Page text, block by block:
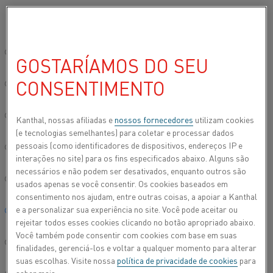
Site global/Inglês
简体中文/Chinese
Deutsch/German
Italiano/Italian
日本語/Japanese
Português/Portuguese
Español/Spanish
KANTHAL® APM
Folha de dados atualizada2024-09-06 07:56(substitui todas
as edições anteriores)
FAZER DOWNLOAD EM PDF
O material de construção Kanthal® APM é uma
GOSTARÍAMOS DO SEU
CONSENTIMENTO
Kanthal, nossas afiliadas e nossos fornecedores utilizam cookies
(e tecnologias semelhantes) para coletar e processar dados
pessoais (como identificadores de dispositivos, endereços IP e
interações no site) para os fins especificados abaixo. Alguns são
necessários e não podem ser desativados, enquanto outros são
usados apenas se você consentir. Os cookies baseados em
consentimento nos ajudam, entre outras coisas, a apoiar a Kanthal
e a personalizar sua experiência no site. Você pode aceitar ou
rejeitar todos esses cookies clicando no botão apropriado abaixo.
Você também pode consentir com cookies com base em suas
finalidades, gerenciá-los e voltar a qualquer momento para alterar
suas escolhas. Visite nossa política de privacidade de cookies para